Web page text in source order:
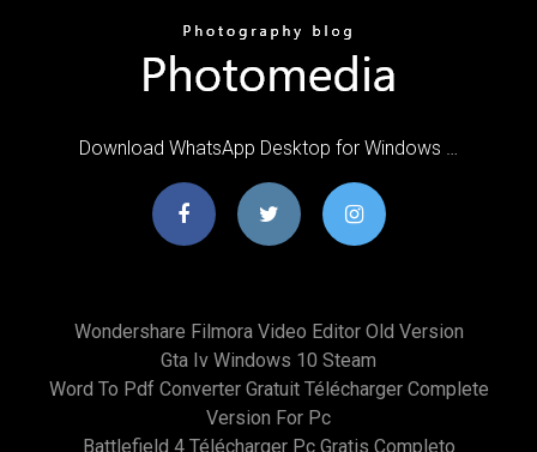
Download WhatsApp Desktop for Windows …
Wondershare Filmora Video Editor Old Version
Gta Iv Windows 10 Steam
Word To Pdf Converter Gratuit Télécharger Complete
Version For Pc
Battlefield 4 Télécharger Pc Gratis Completo